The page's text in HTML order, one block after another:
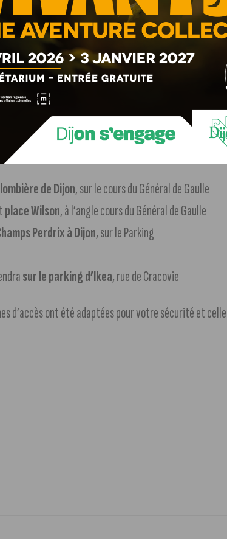
Prévention Routière pourront vous recevoir et
aucun réglage d’optiques ne sera effectué sur
de 9h à 12h30 et de 13h30 à 18h.
de Dijon, sur le cours du Général de Gaulle
place Wilson, à l’angle cours du Général de Gaulle
Perdrix à Dijon, sur le Parking
sur le parking d’Ikea, rue de Cracovie
d’accès ont été adaptées pour votre sécurité et celle